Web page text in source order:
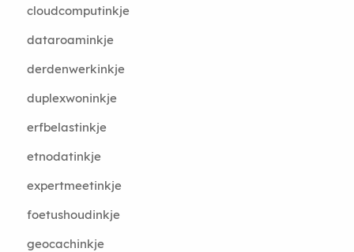
cloudcomputinkje
dataroaminkje
derdenwerkinkje
duplexwoninkje
erfbelastinkje
etnodatinkje
expertmeetinkje
foetushoudinkje
geocachinkje